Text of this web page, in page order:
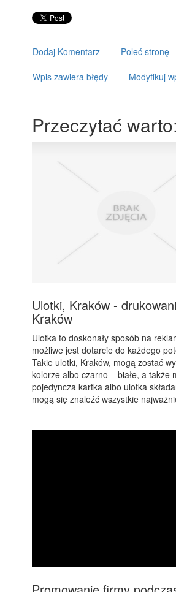
Dodaj Komentarz Poleć stronę
Wpis zawiera błędy Modyfikuj
Przeczytać warto:
Ulotki, Kraków -
Kraków
Ulotka to doskonały sposób na
możliwe jest dotarcie do każdego
Takie ulotki, Kraków, mogą zostać
kolorze albo czarno – białe, a także
pojedyncza kartka albo ulotka
mogą się znaleźć wszystkie